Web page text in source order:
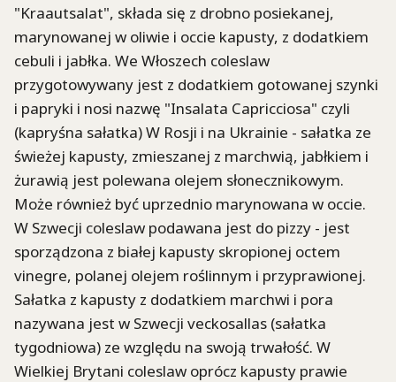
"Kraautsalat", składa się z drobno posiekanej,
marynowanej w oliwie i occie kapusty, z dodatkiem
cebuli i jabłka. We Włoszech coleslaw
przygotowywany jest z dodatkiem gotowanej szynki
i papryki i nosi nazwę "Insalata Capricciosa" czyli
(kapryśna sałatka) W Rosji i na Ukrainie - sałatka ze
świeżej kapusty, zmieszanej z marchwią, jabłkiem i
żurawią jest polewana olejem słonecznikowym.
Może również być uprzednio marynowana w occie.
W Szwecji coleslaw podawana jest do pizzy - jest
sporządzona z białej kapusty skropionej octem
vinegre, polanej olejem roślinnym i przyprawionej.
Sałatka z kapusty z dodatkiem marchwi i pora
nazywana jest w Szwecji veckosallas (sałatka
tygodniowa) ze względu na swoją trwałość. W
Wielkiej Brytani coleslaw oprócz kapusty prawie